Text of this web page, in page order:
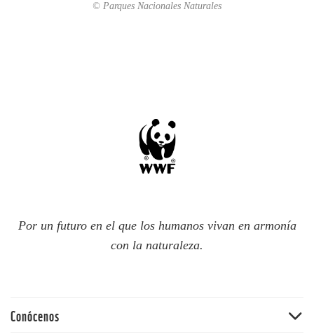
© Parques Nacionales Naturales
Por un futuro en el que los humanos vivan en armonía
con la naturaleza.
Conócenos